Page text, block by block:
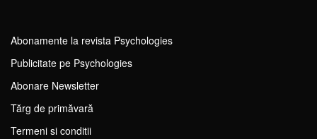
Abonamente la revista Psychologies
Publicitate pe Psychologies
Abonare Newsletter
Tărg de primăvară
Termeni si conditii